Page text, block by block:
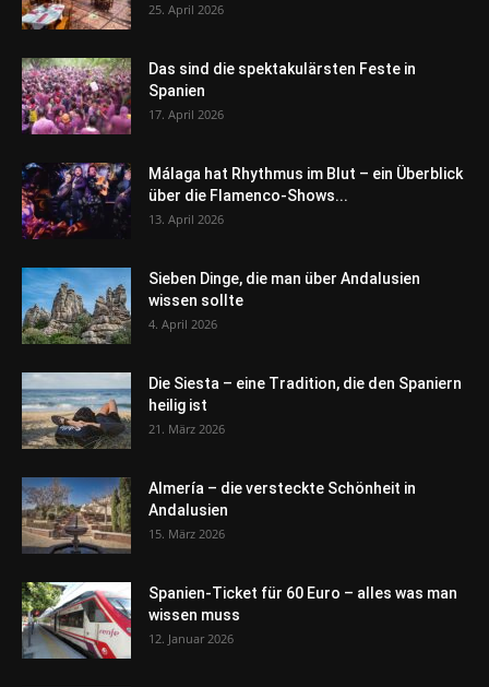
25. April 2026
Das sind die spektakulärsten Feste in
Spanien
17. April 2026
Málaga hat Rhythmus im Blut – ein Überblick
über die Flamenco-Shows...
13. April 2026
Sieben Dinge, die man über Andalusien
wissen sollte
4. April 2026
Die Siesta – eine Tradition, die den Spaniern
heilig ist
21. März 2026
Almería – die versteckte Schönheit in
Andalusien
15. März 2026
Spanien-Ticket für 60 Euro – alles was man
wissen muss
12. Januar 2026